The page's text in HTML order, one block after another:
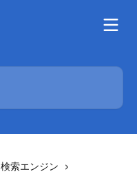
検索エンジン